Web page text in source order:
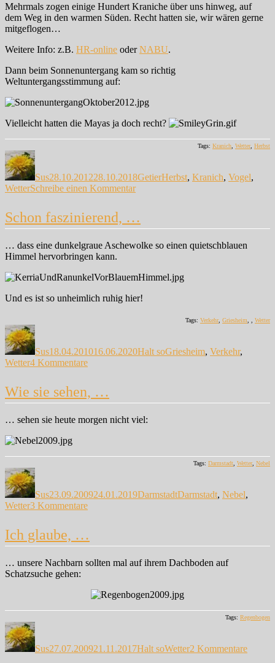
Mehrmals zogen einige Hundert Kraniche über uns hinweg, auf
dem Weg in den warmen Süden. Recht hatten sie, wir wären gerne
mitgeflogen…
Weitere Info: z.B. HR-online oderNABU.
Dann beim Sonnenuntergang kam so richtig
Weltuntergangsstimmung auf:
Vielleicht hatten die Mayas ja doch recht?
Tags: Kranich Wetter, Herbst
Autor
Sus28.10.201228.10.2018GetierHerbst, Kranich, Vogel,
WetterSchreibe einen Kommentarzu
Sonnenuntergang
Schon faszinierend, …
… dass eine dunkelgraue Aschewolke so einen quietschblauen
Himmel hervorbringen kann.
Und es ist so unheimlich ruhig hier!
Tags: Verkehr, Griesheim Wetter
Autor
Sus18.04.201016.06.2020Halt soGriesheim, Verkehr,
Wetter4 Kommentarezu
…
Wie sie sehen, …
… sehen sie heute morgen nicht viel:
Tags: Darmstadt Wetter, Nebel
Autor
Sus23.09.200924.01.2019DarmstadtDarmstadt, Nebel,
Wetter3 Kommentarezu
sehen,
…
Ich glaube, …
… unsere Nachbarn sollten mal auf ihrem Dachboden auf
Schatzsuche gehen:
Tags: Regenbogen
Autor
Sus27.07.200921.11.2017Halt soWetter2 Kommentareglaube,